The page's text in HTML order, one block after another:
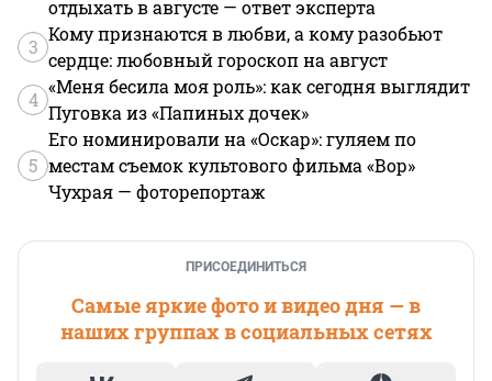
отдыхать в августе — ответ эксперта
3
Кому признаются в любви, а кому разобьют
сердце: любовный гороскоп на август
4
«Меня бесила моя роль»: как сегодня выглядит
Пуговка из «Папиных дочек»
5
Его номинировали на «Оскар»: гуляем по
местам съемок культового фильма «Вор»
Чухрая — фоторепортаж
ПРИСОЕДИНИТЬСЯ
Самые яркие фото и видео дня — в
наших группах в социальных сетях